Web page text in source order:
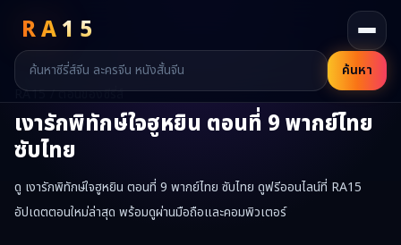
RA15
ค้นหา
RA15 / ตอนของซีรี่ส์
เงารักพิทักษ์ใจฮูหยิน ตอนที่ 9พากย์ไทย
ซับไทย
ดู เงารักพิทักษ์ใจฮูหยิน ตอนที่ 9 พากย์ไทย ซับไทย ดูฟรีออนไลน์ที่ RA15
อัปเดตตอนใหม่ล่าสุด พร้อมดูผ่านมือถือและคอมพิวเตอร์